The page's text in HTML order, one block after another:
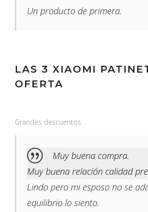
Un producto de primera.
LAS 3 XIAOMI
OFERTA
Grandes descuentos
Muy buena compra.
Muy buena relación calidad
Lindo pero mi esposo no se
equilibrio lo siento.